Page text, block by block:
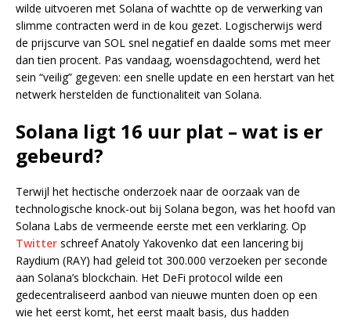
wilde uitvoeren met Solana of wachtte op de verwerking van
slimme contracten werd in de kou gezet. Logischerwijs werd
de prijscurve van SOL snel negatief en daalde soms met meer
dan tien procent. Pas vandaag, woensdagochtend, werd het
sein “veilig” gegeven: een snelle update en een herstart van het
netwerk herstelden de functionaliteit van Solana.
Solana ligt 16 uur plat – wat is er
gebeurd?
Terwijl het hectische onderzoek naar de oorzaak van de
technologische knock-out bij Solana begon, was het hoofd van
Solana Labs de vermeende eerste met een verklaring. Op
Twitter schreef Anatoly Yakovenko dat een lancering bij
Raydium (RAY) had geleid tot 300.000 verzoeken per seconde
aan Solana’s blockchain. Het DeFi protocol wilde een
gedecentraliseerd aanbod van nieuwe munten doen op een
wie het eerst komt, het eerst maalt basis, dus hadden